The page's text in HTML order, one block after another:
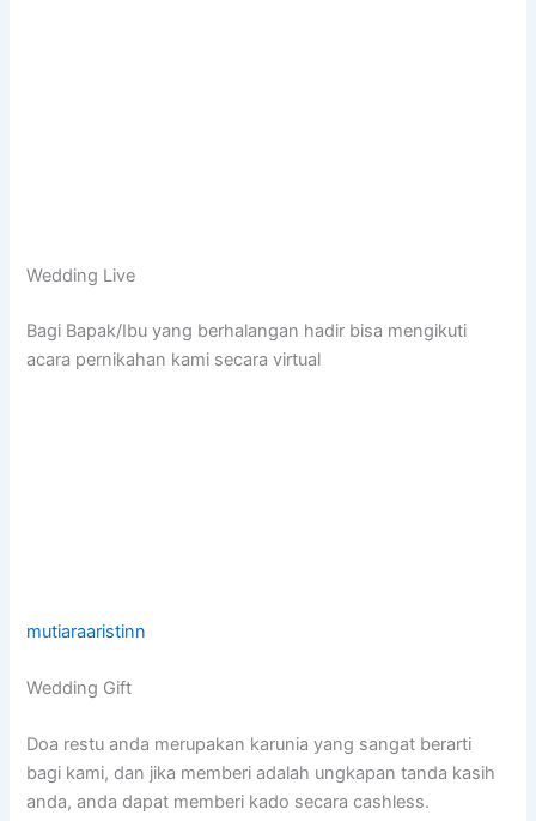
Wedding Live
Bagi Bapak/Ibu yang berhalangan hadir bisa mengikuti
acara pernikahan kami secara virtual
mutiaraaristinn
Wedding Gift
Doa restu anda merupakan karunia yang sangat berarti
bagi kami, dan jika memberi adalah ungkapan tanda kasih
anda, anda dapat memberi kado secara cashless.